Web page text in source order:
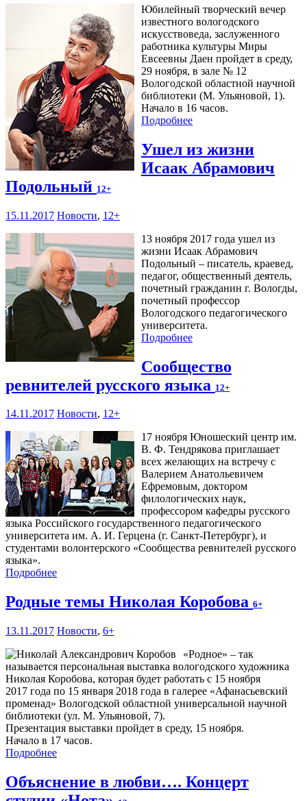
Юбилейный творческий вечер
известного вологодского
искусствоведа, заслуженного
работника культуры Миры
Евсеевны Даен пройдет в среду,
29 ноября, в зале № 12
Вологодской областной научной
библиотеки (М. Ульяновой, 1).
Начало в 16 часов.
Подробнее
Ушел из жизни
Исаак Абрамович
Подольный 12+
15.11.2017 Новости, 12+
13 ноября 2017 года ушел из
жизни Исаак Абрамович
Подольный – писатель, краевед,
педагог, общественный деятель,
почетный гражданин г. Вологды,
почетный профессор
Вологодского педагогического
университета.
Подробнее
Сообщество
ревнителей русского языка 12+
14.11.2017 Новости, 12+
17 ноября Юношеский центр им.
В. Ф. Тендрякова приглашает
всех желающих на встречу с
Валерием Анатольевичем
Ефремовым, доктором
филологических наук,
профессором кафедры русского
языка Российского государственного педагогического
университета им. А. И. Герцена (г. Санкт-Петербург), и
студентами волонтерского «Сообщества ревнителей русского
языка».
Подробнее
Родные темы Николая Коробова 6+
13.11.2017 Новости, 6+
«Родное» – так
называется персональная выставка вологодского художника
Николая Коробова, которая будет работать с 15 ноября
2017 года по 15 января 2018 года в галерее «Афанасьевский
променад» Вологодской областной универсальной научной
библиотеки (ул. М. Ульяновой, 7).
Презентация выставки пройдет в среду, 15 ноября.
Начало в 17 часов.
Подробнее
Объяснение в любви…. Концерт